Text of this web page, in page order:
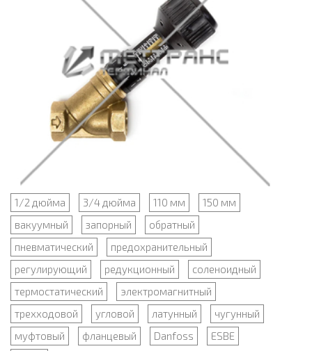
1/2 дюйма 3/4 дюйма 110 мм
150 мм
вакуумный
запорный
обратный
пневматический
предохранительный
регулирующий
редукционный
соленоидный
термостатический
электромагнитный
трехходовой
угловой латунный
чугунный
муфтовый
фланцевый Danfoss
ESBE